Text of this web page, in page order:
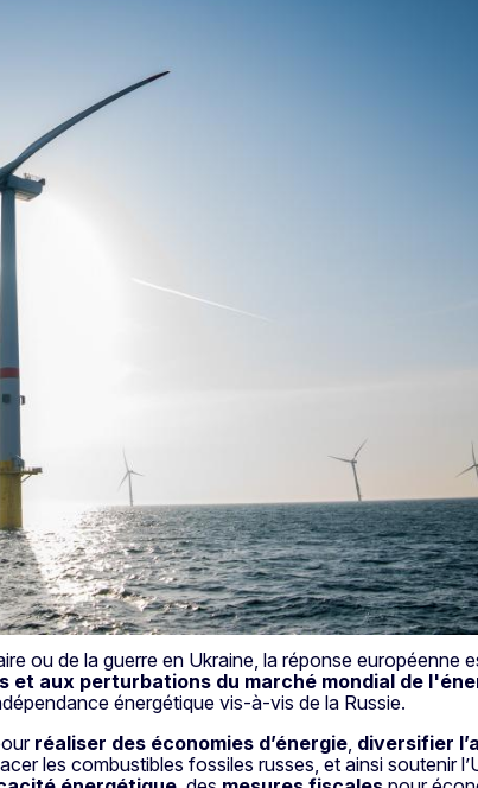
ou de la guerre en Ukraine, la réponse européenne
et aux perturbations du marché mondial de
énergétique vis-à-vis de la Russie.
réaliser des économies d’énergie diversifier
les combustibles fossiles russes, et ainsi soutenir